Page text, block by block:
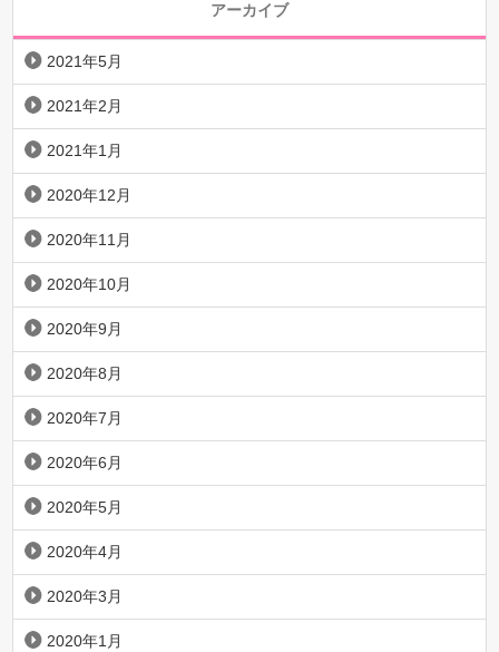
アーカイブ
2021年5月
2021年2月
2021年1月
2020年12月
2020年11月
2020年10月
2020年9月
2020年8月
2020年7月
2020年6月
2020年5月
2020年4月
2020年3月
2020年1月